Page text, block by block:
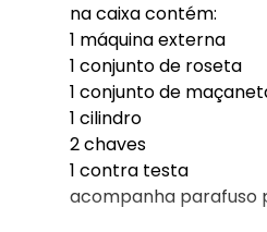
na caixa contém:
1 máquina externa
1 conjunto de roseta
1 conjunto de
1 cilindro
2 chaves
1 contra testa
acompanha parafuso